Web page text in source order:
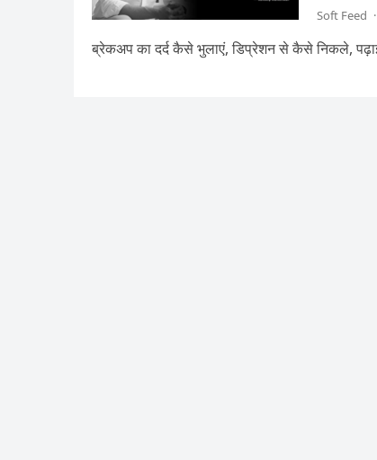
Soft Feed ·
ब्रेकअप का दर्द कैसे भुलाएं, डिप्रेशन से कैसे निकले,